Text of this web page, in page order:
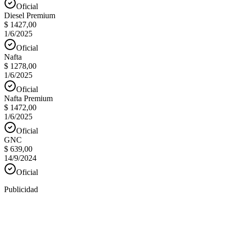
Oficial
Diesel Premium
$ 1427,00
1/6/2025
Oficial
Nafta
$ 1278,00
1/6/2025
Oficial
Nafta Premium
$ 1472,00
1/6/2025
Oficial
GNC
$ 639,00
14/9/2024
Oficial
Publicidad